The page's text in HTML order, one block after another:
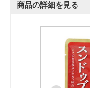
商品の詳細を見る